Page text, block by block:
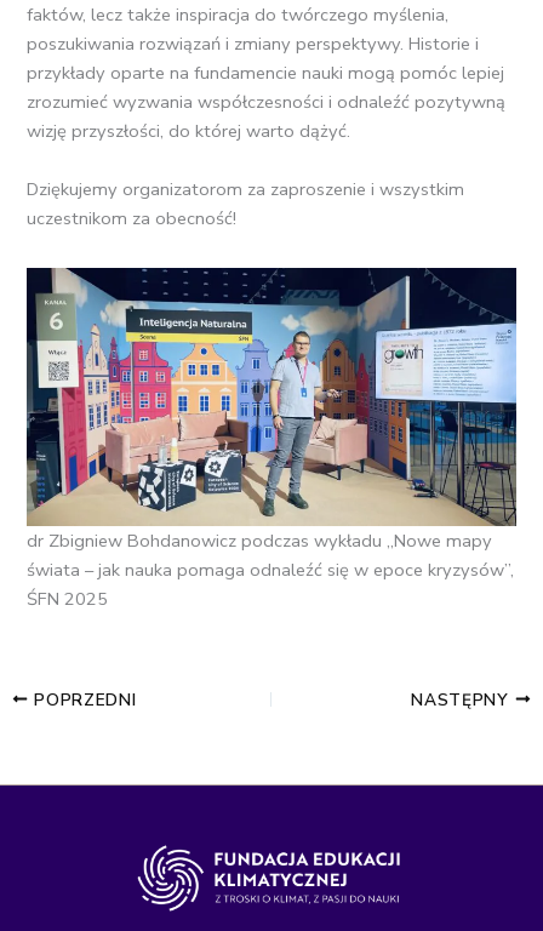
faktów, lecz także inspiracja do twórczego myślenia,
poszukiwania rozwiązań i zmiany perspektywy. Historie i
przykłady oparte na fundamencie nauki mogą pomóc lepiej
zrozumieć wyzwania współczesności i odnaleźć pozytywną
wizję przyszłości, do której warto dążyć.
Dziękujemy organizatorom za zaproszenie i wszystkim
uczestnikom za obecność!
dr Zbigniew Bohdanowicz podczas wykładu „Nowe mapy
świata – jak nauka pomaga odnaleźć się w epoce kryzysów”,
ŚFN 2025
POPRZEDNI NASTĘPNY